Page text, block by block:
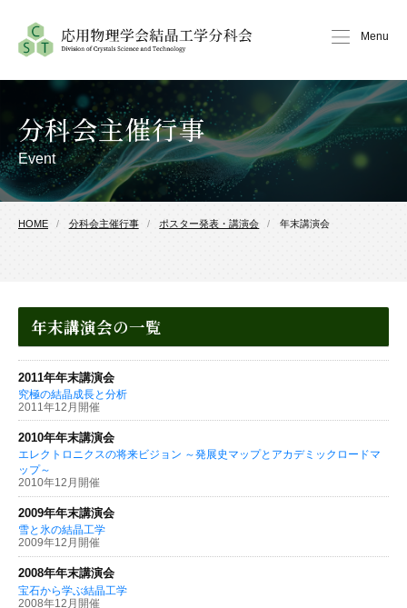
Menu
Event
分科会主催行事
HOME 分科会主催行事 ポスター発表・講演会 年末講演会
年末講演会の一覧
2011年年末講演会
究極の結晶成長と分析
2011年12月開催
2010年年末講演会
エレクトロニクスの将来ビジョン ～発展史マップとアカデミックロードマ
ップ～
2010年12月開催
2009年年末講演会
雪と氷の結晶工学
2009年12月開催
2008年年末講演会
宝石から学ぶ結晶工学
2008年12月開催